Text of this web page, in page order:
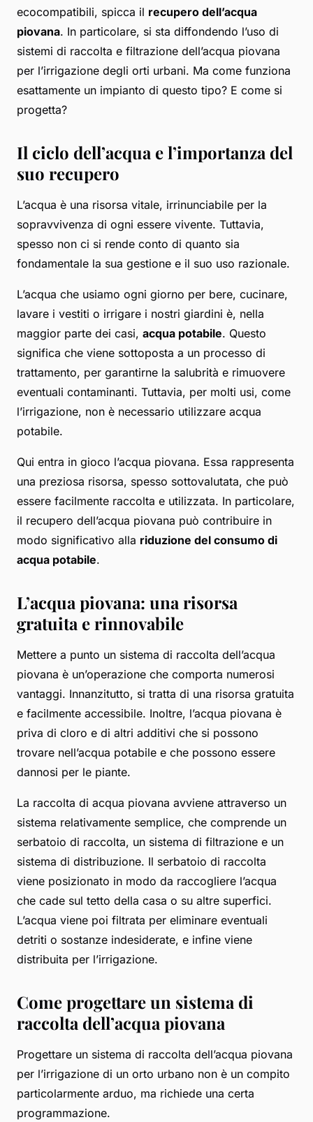
ecocompatibili, spicca il recupero dell’acqua
piovana. In particolare, si sta diffondendo l’uso di
sistemi di raccolta e filtrazione dell’acqua piovana
per l’irrigazione degli orti urbani. Ma come funziona
esattamente un impianto di questo tipo? E come si
progetta?
Il ciclo dell’acqua e l’importanza del
suo recupero
L’acqua è una risorsa vitale, irrinunciabile per la
sopravvivenza di ogni essere vivente. Tuttavia,
spesso non ci si rende conto di quanto sia
fondamentale la sua gestione e il suo uso razionale.
L’acqua che usiamo ogni giorno per bere, cucinare,
lavare i vestiti o irrigare i nostri giardini è, nella
maggior parte dei casi, acqua potabile. Questo
significa che viene sottoposta a un processo di
trattamento, per garantirne la salubrità e rimuovere
eventuali contaminanti. Tuttavia, per molti usi, come
l’irrigazione, non è necessario utilizzare acqua
potabile.
Qui entra in gioco l’acqua piovana. Essa rappresenta
una preziosa risorsa, spesso sottovalutata, che può
essere facilmente raccolta e utilizzata. In particolare,
il recupero dell’acqua piovana può contribuire in
modo significativo alla riduzione del consumo di
acqua potabile.
L’acqua piovana: una risorsa
gratuita e rinnovabile
Mettere a punto un sistema di raccolta dell’acqua
piovana è un’operazione che comporta numerosi
vantaggi. Innanzitutto, si tratta di una risorsa gratuita
e facilmente accessibile. Inoltre, l’acqua piovana è
priva di cloro e di altri additivi che si possono
trovare nell’acqua potabile e che possono essere
dannosi per le piante.
La raccolta di acqua piovana avviene attraverso un
sistema relativamente semplice, che comprende un
serbatoio di raccolta, un sistema di filtrazione e un
sistema di distribuzione. Il serbatoio di raccolta
viene posizionato in modo da raccogliere l’acqua
che cade sul tetto della casa o su altre superfici.
L’acqua viene poi filtrata per eliminare eventuali
detriti o sostanze indesiderate, e infine viene
distribuita per l’irrigazione.
Come progettare un sistema di
raccolta dell’acqua piovana
Progettare un sistema di raccolta dell’acqua piovana
per l’irrigazione di un orto urbano non è un compito
particolarmente arduo, ma richiede una certa
programmazione.